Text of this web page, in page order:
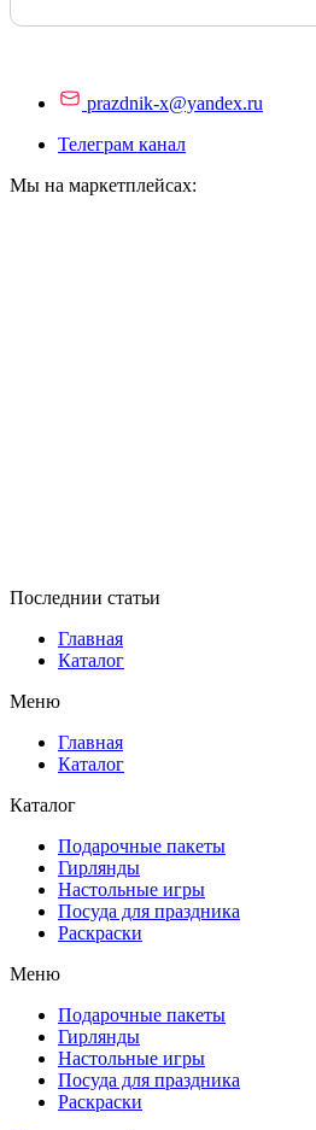
prazdnik-x@yandex.ru
Телеграм канал
Мы на маркетплейсах:
Последнии статьи
Главная
Каталог
Меню
Главная
Каталог
Каталог
Подарочные пакеты
Гирлянды
Настольные игры
Посуда для праздника
Раскраски
Меню
Подарочные пакеты
Гирлянды
Настольные игры
Посуда для праздника
Раскраски